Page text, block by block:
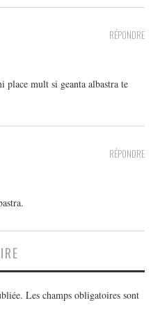
RÉPONDRE
mult si geanta albastra te
RÉPONDRE
Les champs obligatoires sont